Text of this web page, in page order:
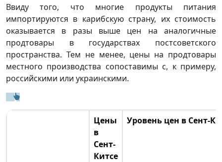
Ввиду того, что многие продукты питания
импортируются в карибскую страну, их стоимость
оказывается в разы выше цен на аналогичные
продтовары в государствах постсоветского
пространства. Тем не менее, цены на продтовары
местного производства сопоставимы с, к примеру,
российскими или украинскими.
Цены
в
Сент-
Китсе
Уровень цен в Сент-